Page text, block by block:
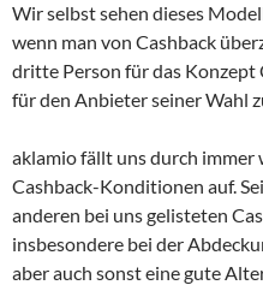
Wir selbst sehen dieses
wenn man von Cashback
dritte Person für das Konzept
für den Anbieter seiner Wahl
aklamio fällt uns durch
Cashback-Konditionen auf.
anderen bei uns gelisteten
insbesondere bei der
aber auch sonst eine gute